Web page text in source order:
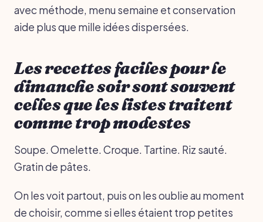
avec méthode, menu semaine et conservation
aide plus que mille idées dispersées.
Les recettes faciles pour le
dimanche soir sont souvent
celles que les listes traitent
comme trop modestes
Soupe. Omelette. Croque. Tartine. Riz sauté.
Gratin de pâtes.
On les voit partout, puis on les oublie au moment
de choisir, comme si elles étaient trop petites